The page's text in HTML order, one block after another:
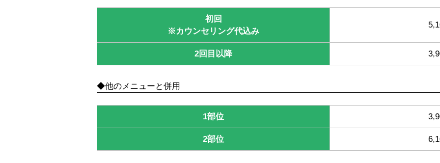
初回
※カウンセリング代込み
2回目以降
◆他のメニューと併用
1部位
2部位